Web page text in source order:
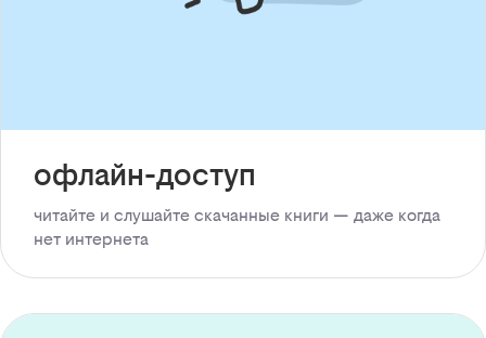
офлайн-доступ
читайте и слушайте скачанные книги — даже когда
нет интернета